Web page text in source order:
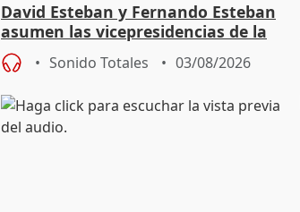
David Esteban y Fernando Esteban
asumen las vicepresidencias de la
Diputación de Valladolid
Sonido Totales 03/08/2026